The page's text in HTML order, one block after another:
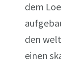
dem
den
einen